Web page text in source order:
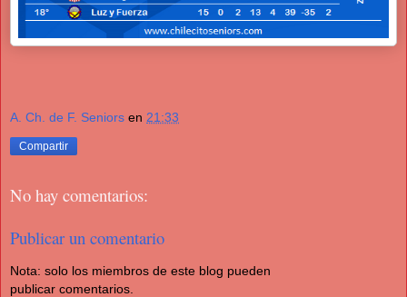
A. Ch. de F. Seniors en 21:33
Compartir
No hay comentarios:
Publicar un comentario
Nota: solo los miembros de este blog pueden
publicar comentarios.